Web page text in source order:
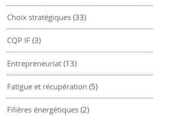
Choix stratégiques(33)
CQP IF(3)
Entrepreneuriat(13)
Fatigue et récupération (5)
Filières énergétiques(2)